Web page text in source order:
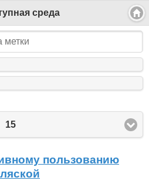
среда
15
пользованию